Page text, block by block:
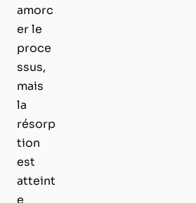
amorc
er le
proce
ssus,
mais
la
résorp
tion
est
atteint